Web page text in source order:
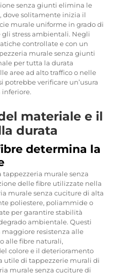
senza giunti elimina le
solitamente inizia il
murale uniforme in grado di
stress ambientali. Negli
controllate e con un
murale senza giunti
per tutta la durata
aree ad alto traffico o nelle
potrebbe verificare un’usura
materiale e il
durata
determina la
murale senza
delle fibre utilizzate nella
murale senza cuciture di alta
poliestere, poliammide o
per garantire stabilità
ambientale. Questi
resistenza alle
alle fibre naturali,
colore e il deterioramento
utile di tappezzerie murali di
murale senza cuciture di